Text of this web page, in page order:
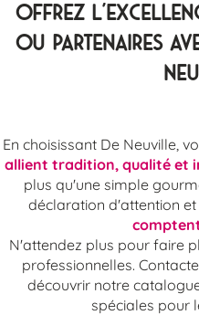
Offrez
ou partenaires
En choisissant De Neuville,
allient tradition, qualité et
plus qu'une simple
déclaration d'attention
N'attendez plus pour faire
professionnelles.
découvrir notre
spéciales pour